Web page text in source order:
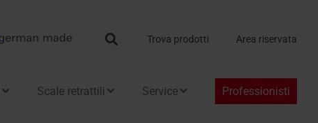
Trova prodotti Area riservata
Search
Scale retrattili Service Professionisti